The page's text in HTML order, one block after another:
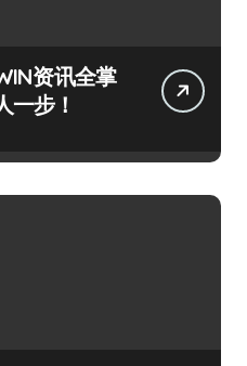
资讯全掌
一步！